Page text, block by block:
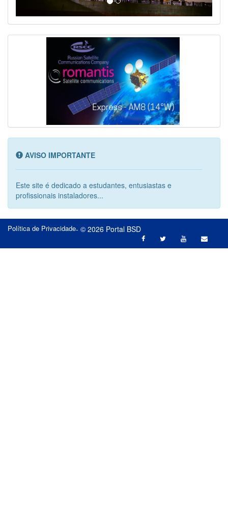
AVISO IMPORTANTE
Este site é dedicado a estudantes, entusiastas e
profissionais instaladores...
Política de Privacidade- © 2026 Portal BSD